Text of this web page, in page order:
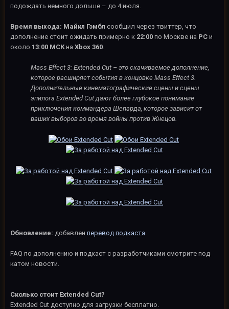
подождать немного дольше – до 4 июля.
Время выхода: Майкл Гэмбл сообщил через твиттер, что
дополнение стоит ожидать примерно к 22:00 по Москве на PC и
около 13:00 МСКна Xbox 360.
Mass Effect 3: Extended Cut – это скачиваемое дополнение,
которое расширяет события в концовке Mass Effect 3.
Дополнительные кинематографические сцены и сцены
эпилога Extended Cut дают более глубокое понимание
приключения коммандера Шепарда, которое зависит от
ваших выборов во время войны против Жнецов.
Обновление: добавлен перевод подкаста
FAQ по дополнению и подкаст с разработчиками смотрите под
катом новости.
Сколько стоит Extended Cut?
Extended Cut доступно для загрузки бесплатно.